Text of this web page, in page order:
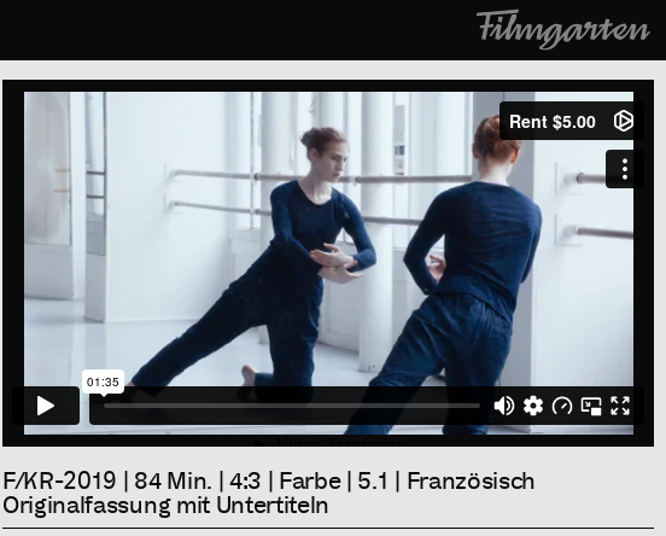
Info
F/KR-2019 | 84 Min. | 4:3 | Farbe | 5.1 | Französisch
Originalfassung mit Untertiteln